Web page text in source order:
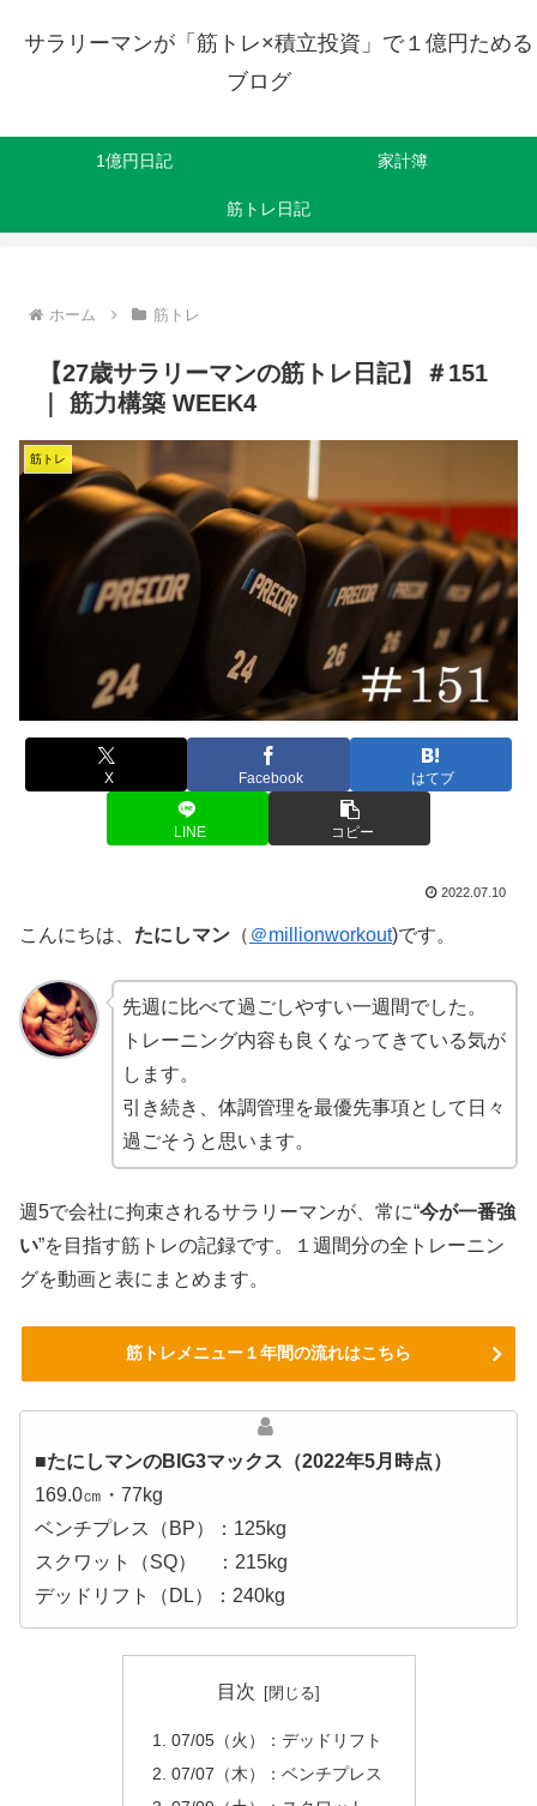
サラリーマンが「筋トレ×積立投資」で１億円ためる
ブログ
1億円日記 家計簿
筋トレ日記
ホーム 筋トレ
【27歳サラリーマンの筋トレ日記】＃151
｜ 筋力構築 WEEK4
筋トレ
X Facebook はてブ
LINE コピー
2022.07.10
こんにちは、 たにしマン （ ＠millionworkout)です。
先週に比べて過ごしやすい一週間でした。
トレーニング内容も良くなってきている気が
します。
引き続き、体調管理を最優先事項として日々
過ごそうと思います。
週5で会社に拘束されるサラリーマンが、常に“今が一番強
い”を目指す筋トレの記録です。１週間分の全トレーニン
グを動画と表にまとめます。
筋トレメニュー１年間の流れはこちら
■たにしマンのBIG3マックス（2022年5月時点）
169.0㎝・77kg
ベンチプレス（BP）：125kg
スクワット（SQ） ：215kg
デッドリフト（DL）：240kg
目次
07/05（火）：デッドリフト
07/07（木）：ベンチプレス